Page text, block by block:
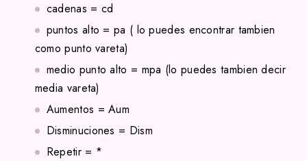
cadenas = cd
puntos alto = pa ( lo puedes encontrar tambien
como punto vareta)
medio punto alto = mpa (lo puedes tambien decir
media vareta)
Aumentos = Aum
Disminuciones = Dism
Repetir = *